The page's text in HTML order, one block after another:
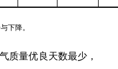
下降。
质量优良天数最少，